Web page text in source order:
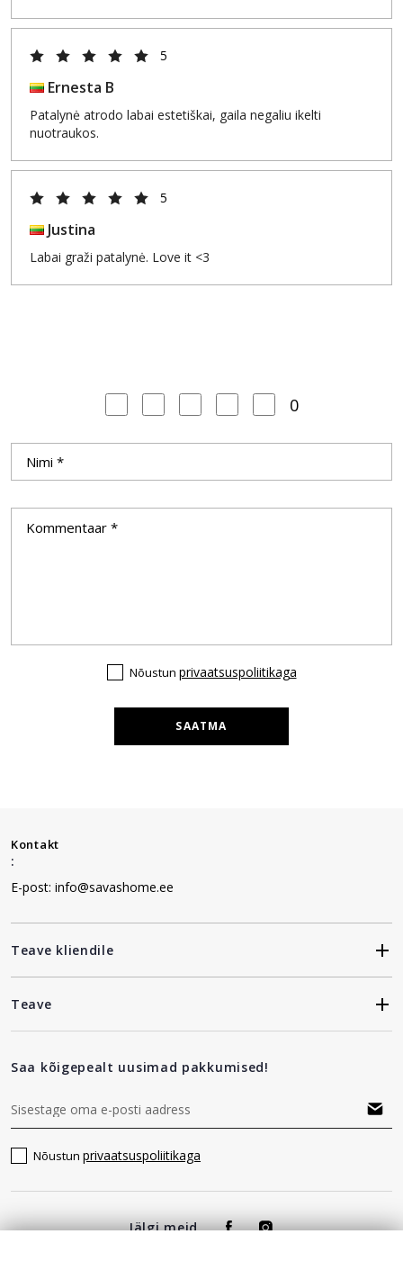
5
Ernesta B
Patalynė atrodo labai estetiškai, gaila negaliu ikelti
nuotraukos.
5
Justina
Labai graži patalynė. Love it <3
0
Nõustun privaatsuspoliitikaga
SAATMA
Kontakt
:
E-post: info@savashome.ee
Teave kliendile
Teave
Saa kõigepealt uusimad pakkumised!
Nõustun privaatsuspoliitikaga
Jälgi meid